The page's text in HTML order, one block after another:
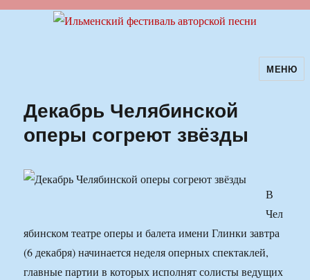
Ильменский фестиваль авторскойМЕНЮ
Декабрь Челябинской
оперы согреют звёзды
В
Чел
ябинском театре оперы и балета имени Глинки завтра
(6 декабря) начинается неделя оперных спектаклей,
главные партии в которых исполнят солисты ведущих